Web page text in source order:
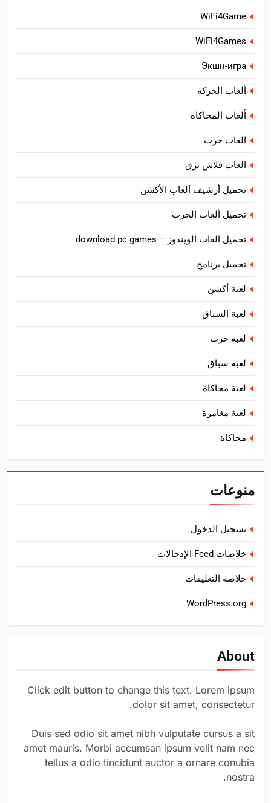
WiFi4Game
WiFi4Games
Экшн-игра
ألعاب الحركة
ألعاب المحاكاة
العاب حرب
العاب فلاش برق
تحميل أرشيف ألعاب الأكشن
تحميل ألعاب الحرب
تحميل العاب الويندوز – download pc games
تحميل برنامج
لعبة أكشن
لعبة السباق
لعبة حرب
لعبة سباق
لعبة محاكاة
لعبة مغامرة
محاكاة
منوعات
تسجيل الدخول
خلاصات Feed الإدخالات
خلاصة التعليقات
WordPress.org
About
Click edit button to change this text. Lorem ipsum
dolor sit amet, consectetur.
Duis sed odio sit amet nibh vulputate cursus a sit
amet mauris. Morbi accumsan ipsum velit nam nec
tellus a odio tincidunt auctor a ornare conubia
nostra.